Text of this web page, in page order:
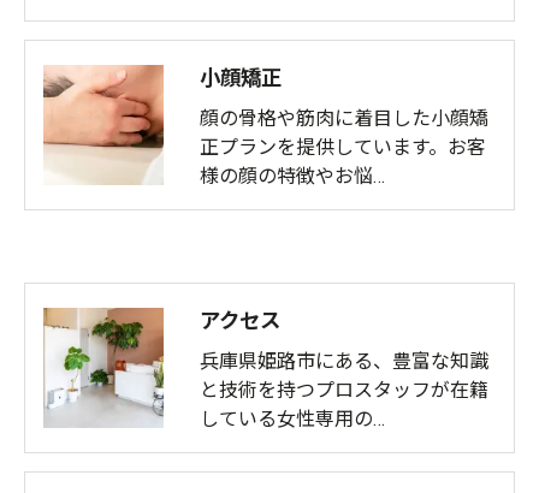
小顔矯正
顔の骨格や筋肉に着目した小顔矯
正プランを提供しています。お客
様の顔の特徴やお悩…
アクセス
兵庫県姫路市にある、豊富な知識
と技術を持つプロスタッフが在籍
している女性専用の…